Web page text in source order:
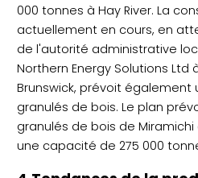
000 tonnes à Hay River. La
actuellement en cours, en
de l'autorité administrative
Northern Energy Solutions Ltd
Brunswick, prévoit également
granulés de bois. Le plan
granulés de bois de Miramichi
une capacité de 275 000